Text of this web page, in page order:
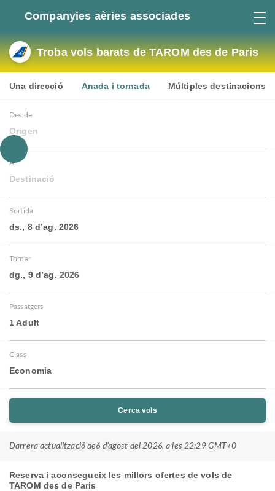
Companyies aèries associades
Troba vols barats de TAROM des de Paris
Una direcció Anada i tornada Múltiples destinacions
Des de
Origen
A
Destinació
Sortida
ds., 8 d’ag. 2026
Tornar
dg., 9 d’ag. 2026
Passatgers
1 Adult
Class
Economia
Cerca vols
Darrera actualització de6 d’agost del 2026, a les 22:29 GMT+0
Reserva i aconsegueix les millors ofertes de vols de
TAROM des de Paris